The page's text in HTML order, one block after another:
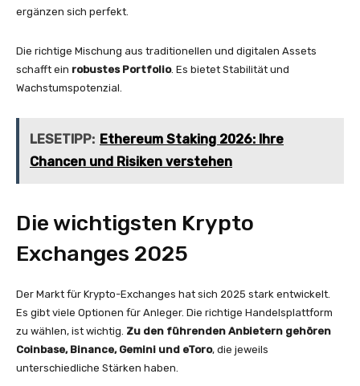
ergänzen sich perfekt.
Die richtige Mischung aus traditionellen und digitalen Assets
schafft ein robustes Portfolio. Es bietet Stabilität und
Wachstumspotenzial.
LESETIPP: Ethereum Staking 2026: Ihre
Chancen und Risiken verstehen
Die wichtigsten Krypto
Exchanges 2025
Der Markt für Krypto-Exchanges hat sich 2025 stark entwickelt.
Es gibt viele Optionen für Anleger. Die richtige Handelsplattform
zu wählen, ist wichtig. Zu den führenden Anbietern gehören
Coinbase, Binance, Gemini und eToro, die jeweils
unterschiedliche Stärken haben.